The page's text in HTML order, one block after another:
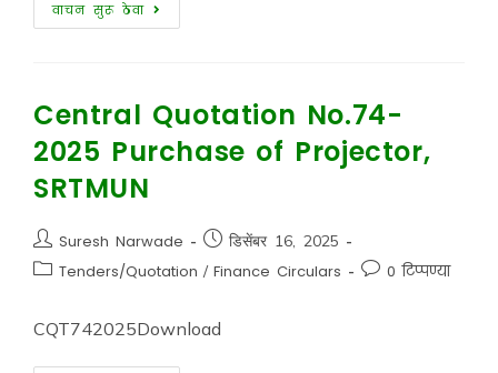
वाचन सुरू ठेवा
Central Quotation No.74-
2025 Purchase of Projector,
SRTMUN
Suresh Narwade डिसेंबर 16, 2025
Tenders/Quotation / Finance Circulars 0 टिप्पण्या
CQT742025Download